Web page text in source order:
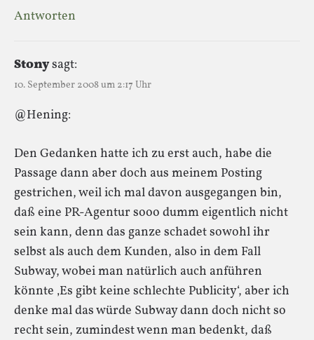
Antworten
Stonysagt:
10. September 2008 um 2:17 Uhr
@Hening:
Den Gedanken hatte ich zu erst auch, habe die
Passage dann aber doch aus meinem Posting
gestrichen, weil ich mal davon ausgegangen bin,
daß eine PR-Agentur sooo dumm eigentlich nicht
sein kann, denn das ganze schadet sowohl ihr
selbst als auch dem Kunden, also in dem Fall
Subway, wobei man natürlich auch anführen
könnte ‚Es gibt keine schlechte Publicity‘, aber ich
denke mal das würde Subway dann doch nicht so
recht sein, zumindest wenn man bedenkt, daß